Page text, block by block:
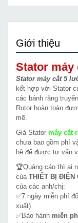
Giới thiệu
Stator máy
Stator máy cắt 5
kết hợp với Stator
các bánh răng
Rotor hoàn toàn
mẽ.
Giá Stator máy cắt
chưa bao gồm phí
hệ để được tư vấn
🏆Quảng cáo thì ai
của THIẾT BỊ ĐIỆN
của các anh/chị:
✅7 ngày miễn phí
xuất)
✅Bảo hành miễn